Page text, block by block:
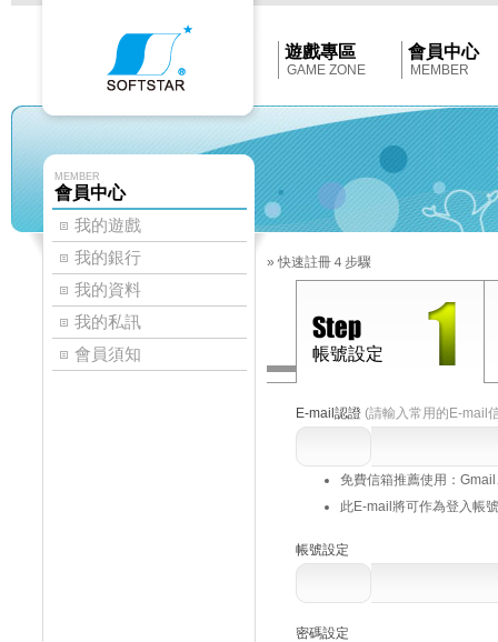
Softstar
遊戲專區
GAME ZONE
會員中心
MEMBER
MEMBER
會員中心
我的遊戲
我的銀行
我的資料
我的私訊
會員須知
»快速註冊４步驟
帳號設定
E-mail認證 (請輸入常用的E-mail
免費信箱推薦使用：
此E-mail將可作為登入帳
帳號設定
密碼設定